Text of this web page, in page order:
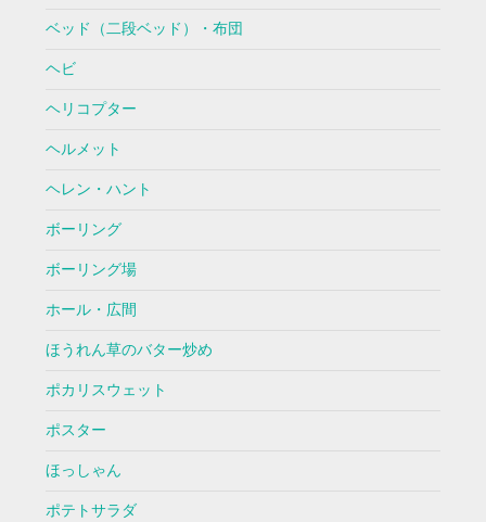
ベッド（二段ベッド）・布団
ヘビ
ヘリコプター
ヘルメット
ヘレン・ハント
ボーリング
ボーリング場
ホール・広間
ほうれん草のバター炒め
ポカリスウェット
ポスター
ほっしゃん
ポテトサラダ